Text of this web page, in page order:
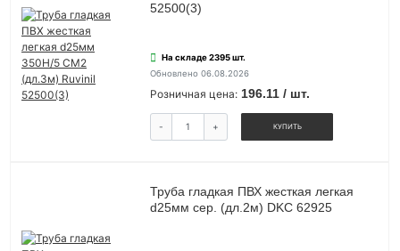
52500(3)
На складе 2395 шт.
Обновлено 06.08.2026
Розничная цена: 196.11 / шт.
- + КУПИТЬ
Труба гладкая ПВХ жесткая легкая
d25мм сер. (дл.2м) DKC 62925